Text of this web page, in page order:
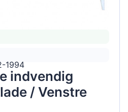
1994
indvendig
/ Venstre